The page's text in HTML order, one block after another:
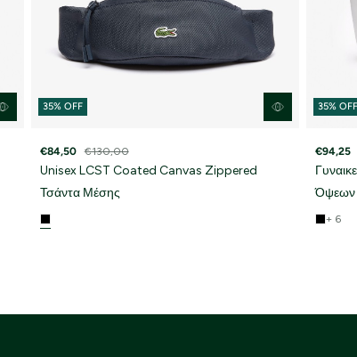
35% OFF
€84,50 €130,00
Unisex LCST Coated Canvas Zippered
Τσάντα Μέσης
35%
€94,25
Όψεων
+ 6